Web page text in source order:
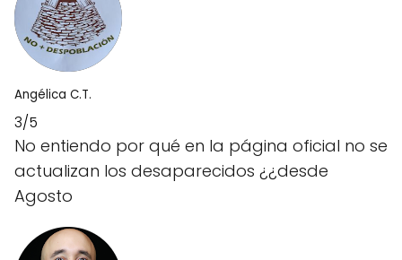
Angélica C.T.
3/5
No entiendo por qué en la página oficial no se
actualizan los desaparecidos ¿¿desde
Agosto